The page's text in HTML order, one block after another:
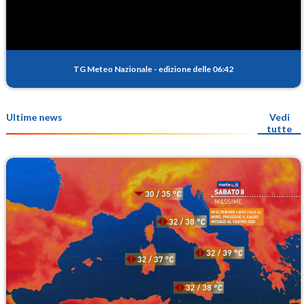
TG Meteo Nazionale - edizione delle 06:42
Ultime news
Vedi
tutte